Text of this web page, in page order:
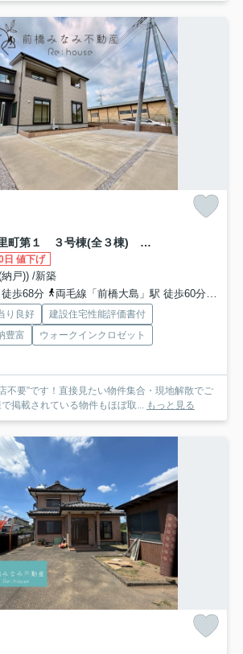
【新築】前橋市亀里町第１ ３号棟(全３棟) リーブルガーデン 新築建売分譲
日 値下げ
戸)) /新築
歩68分
両毛線「前橋大島」駅 徒歩60分
り良好
建設住宅性能評価書付
豊富
ウォークインクロゼット
不要”です！直接見たい物件集合・現地解散でご
掲載されている物件もほぼ取...
もっと見る